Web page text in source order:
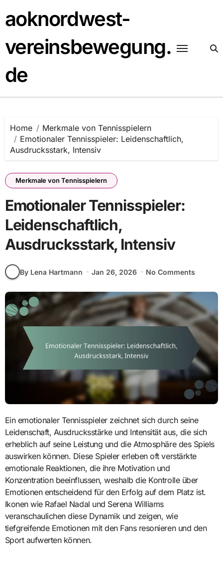
to
content
aoknordwest-
vereinsbewegung.
de
Home
Merkmale von Tennisspielern
Emotionaler Tennisspieler: Leidenschaftlich,
Ausdrucksstark, Intensiv
Merkmale von Tennisspielern
Emotionaler Tennisspieler:
Leidenschaftlich,
Ausdrucksstark, Intensiv
By Lena Hartmann Jan 26, 2026 No Comments
Ein emotionaler Tennisspieler zeichnet sich durch seine
Leidenschaft, Ausdrucksstärke und Intensität aus, die sich
erheblich auf seine Leistung und die Atmosphäre des Spiels
auswirken können. Diese Spieler erleben oft verstärkte
emotionale Reaktionen, die ihre Motivation und
Konzentration beeinflussen, weshalb die Kontrolle über
Emotionen entscheidend für den Erfolg auf dem Platz ist.
Ikonen wie Rafael Nadal und Serena Williams
veranschaulichen diese Dynamik und zeigen, wie
tiefgreifende Emotionen mit den Fans resonieren und den
Sport aufwerten können.